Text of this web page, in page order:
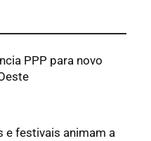
PPP para novo
e festivais animam a